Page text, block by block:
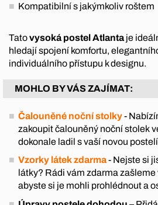
Kompatibilní s jakýmkoliv roštem
Tatovysoká postel Atlantaje
hledají spojení komfortu,
individuálního přístupu k designu.
MOHLO BY VÁS ZAJÍMAT:
Čalouněné noční stolky-
zakoupit čalouněný noční stolek
dokonale ladil s vaší novou
Vzorky látek zdarma- Nejste si
látky? Rádi vám zdarma zašleme
abyste si je mohli prohlédnout a